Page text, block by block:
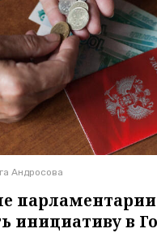
Андросова
инициативу в